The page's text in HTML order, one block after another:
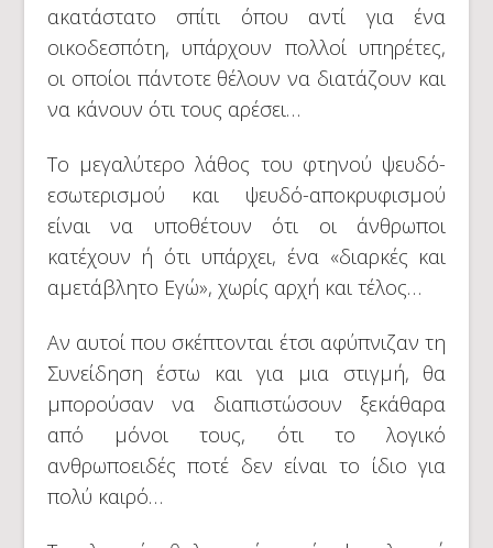
ακατάστατο σπίτι όπου αντί για ένα
οικοδεσπότη, υπάρχουν πολλοί υπηρέτες,
οι οποίοι πάντοτε θέλουν να διατάζουν και
να κάνουν ότι τους αρέσει…
Το μεγαλύτερο λάθος του φτηνού ψευδό-
εσωτερισμού και ψευδό-αποκρυφισμού
είναι να υποθέτουν ότι οι άνθρωποι
κατέχουν ή ότι υπάρχει, ένα «διαρκές και
αμετάβλητο Εγώ», χωρίς αρχή και τέλος…
Αν αυτοί που σκέπτονται έτσι αφύπνιζαν τη
Συνείδηση έστω και για μια στιγμή, θα
μπορούσαν να διαπιστώσουν ξεκάθαρα
από μόνοι τους, ότι το λογικό
ανθρωποειδές ποτέ δεν είναι το ίδιο για
πολύ καιρό…